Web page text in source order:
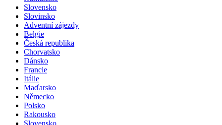
Slovensko
Slovinsko
Adventní zájezdy
Belgie
Česká republika
Chorvatsko
Dánsko
Francie
Itálie
Maďarsko
Německo
Polsko
Rakousko
Slovensko